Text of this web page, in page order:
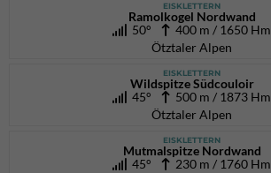
EISKLETTERN
Ramolkogel Nordwand
50°
400 m / 1650 Hm
Ötztaler Alpen
EISKLETTERN
Wildspitze Südcouloir
45°
500 m / 1873 Hm
Ötztaler Alpen
EISKLETTERN
Mutmalspitze Nordwand
45°
230 m / 1760 Hm